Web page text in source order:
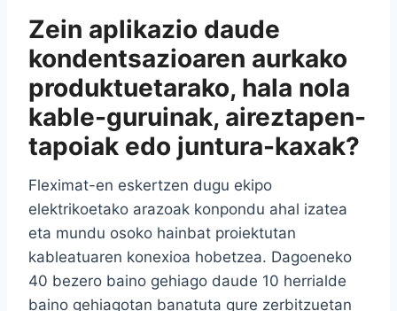
Zein aplikazio daude
kondentsazioaren aurkako
produktuetarako, hala nola
kable-guruinak, aireztapen-
tapoiak edo juntura-kaxak?
Fleximat-en eskertzen dugu ekipo
elektrikoetako arazoak konpondu ahal izatea
eta mundu osoko hainbat proiektutan
kableatuaren konexioa hobetzea. Dagoeneko
40 bezero baino gehiago daude 10 herrialde
baino gehiagotan banatuta gure zerbitzuetan